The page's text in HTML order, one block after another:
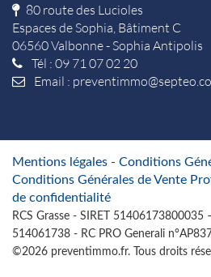
80 route des Lucioles
Espaces de Sophia, Bâtiment C
06560 Valbonne - Sophia Antipolis
Tél : 09 71 07 02 20
Email :
Mentions légales - Conditions
Conditions Générales de Vente
de confidentialité
RCS Grasse - SIRET 51406173800035
514061738 - RC PRO Generali
©2026 preventimmo.fr. Tous droits